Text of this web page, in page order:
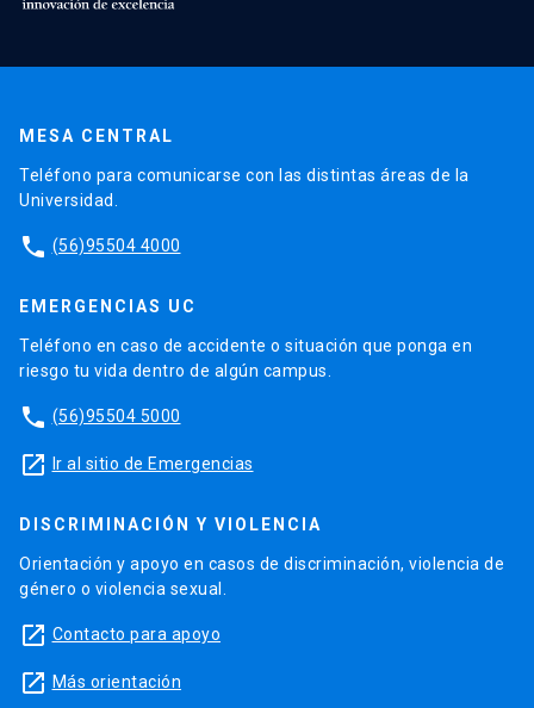
MESA CENTRAL
Teléfono para comunicarse con las distintas áreas de la
Universidad.
phone (56)95504 4000
EMERGENCIAS UC
Teléfono en caso de accidente o situación que ponga en
riesgo tu vida dentro de algún campus.
phone (56)95504 5000
launch Ir al sitio de Emergencias
DISCRIMINACIÓN Y VIOLENCIA
Orientación y apoyo en casos de discriminación, violencia de
género o violencia sexual.
launch Contacto para apoyo
launch Más orientación